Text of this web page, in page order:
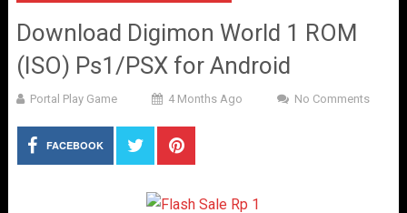
Download Digimon World 1 ROM
(ISO) Ps1/PSX for Android
Portal Play Game 4 Months Ago No Comments
FACEBOOK